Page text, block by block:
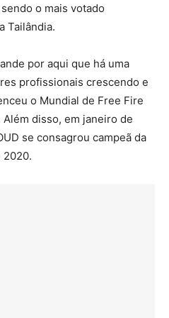
o mais votado
Tailândia.
por aqui que há uma
profissionais crescendo e
o Mundial de Free Fire
disso, em janeiro de
se consagrou campeã da
2020.